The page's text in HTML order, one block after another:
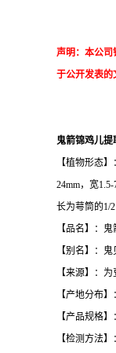
声明：本公司
于公开发表的
鬼箭锦鸡儿提
【植物形态
24mm，宽
长为萼筒的1/
【品名】：
【别名】：
【来源】：
【产地分布
【产品规格
【检测方法】